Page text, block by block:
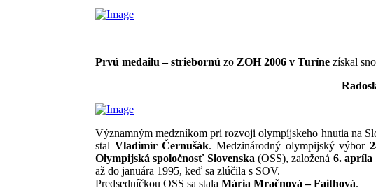
Prvú medailu – striebornú zo ZOH 2006 v Turíne získal
Radoslav
Významným medzníkom pri rozvoji olympíjskeho hnutia na
stal Vladimír Černušák. Medzinárodný olympijský výbor
Olympijská spoločnosť Slovenska (OSS), založená 6. apríla
až do januára 1995, keď sa zlúčila s SOV.
Predsedníčkou OSS sa stala Mária Mračnová – Faithová.